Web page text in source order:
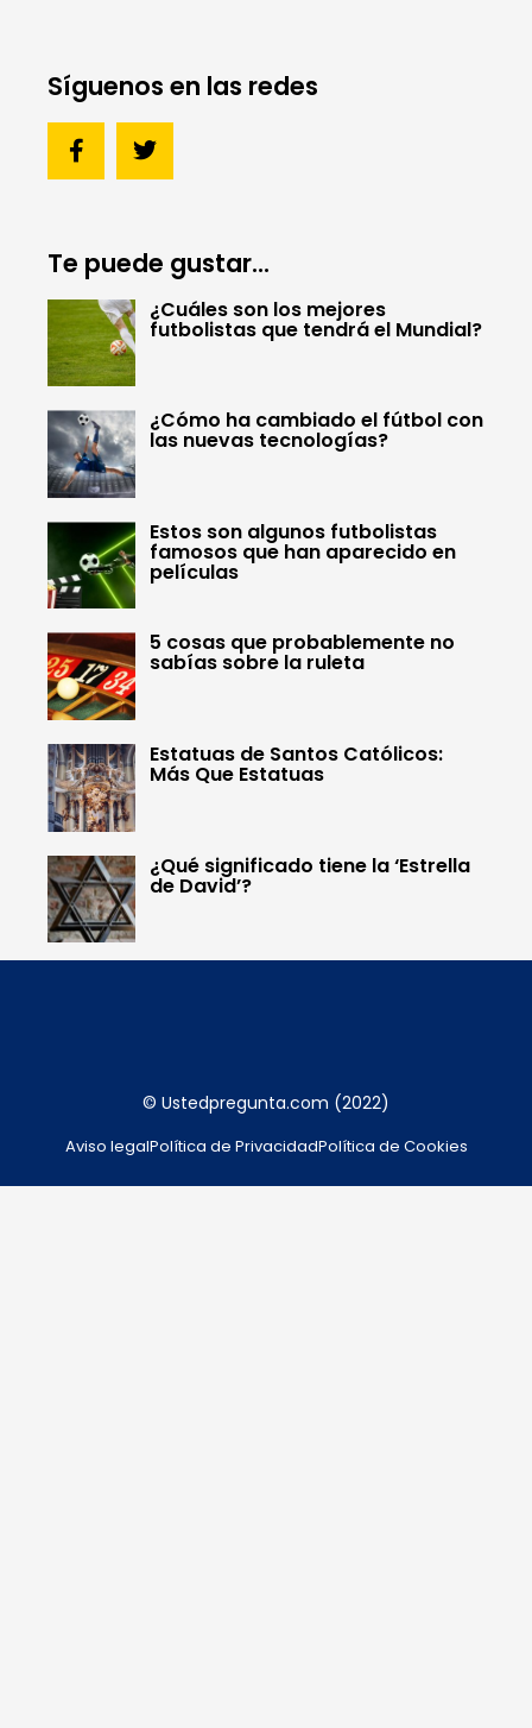
Síguenos en las redes
Te puede gustar...
¿Cuáles son los mejores
futbolistas que tendrá el Mundial?
¿Cómo ha cambiado el fútbol con
las nuevas tecnologías?
Estos son algunos futbolistas
famosos que han aparecido en
películas
5 cosas que probablemente no
sabías sobre la ruleta
Estatuas de Santos Católicos:
Más Que Estatuas
¿Qué significado tiene la ‘Estrella
de David’?
© Ustedpregunta.com (2022)
Aviso legalPolítica de PrivacidadPolítica de Cookies